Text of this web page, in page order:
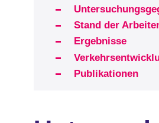
Stand der
Ergebnisse
Publikationen